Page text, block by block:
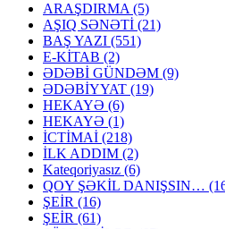
ARAŞDIRMA (5)
AŞIQ SƏNƏTİ (21)
BAŞ YAZI (551)
E-KİTAB (2)
ƏDƏBİ GÜNDƏM (9)
ƏDƏBİYYAT (19)
HEKAYƏ (6)
HEKAYƏ (1)
İCTİMAİ (218)
İLK ADDIM (2)
Kateqoriyasız (6)
QOY ŞƏKİL DANIŞSIN…
ŞEİR (16)
ŞEİR (61)